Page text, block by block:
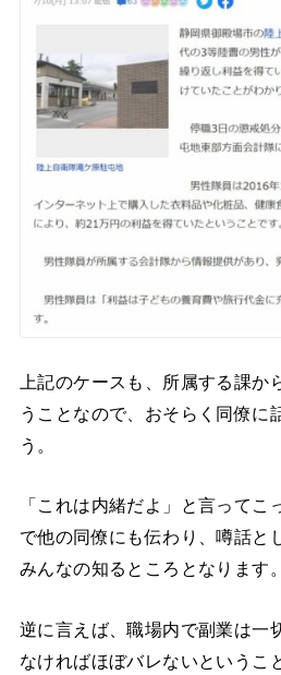
上記のケースも、所属する課か
うことなので、おそらく同僚に
う。
「これは内緒だよ」と言って
で他の同僚にも伝わり、噂話と
みんなの知るところとなります。
逆に言えば、職場内で副業は一
なければほぼバレないというこ